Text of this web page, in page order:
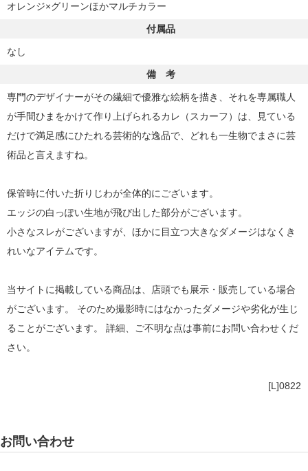
オレンジ×グリーンほかマルチカラー
付属品
なし
備 考
専門のデザイナーがその繊細で優雅な絵柄を描き、それを専属職人
が手間ひまをかけて作り上げられるカレ（スカーフ）は、見ている
だけで満足感にひたれる芸術的な逸品で、どれも一生物でまさに芸
術品と言えますね。
保管時に付いた折りじわが全体的にございます。
エッジの白っぽい生地が飛び出した部分がございます。
小さなスレがございますが、ほかに目立つ大きなダメージはなくき
れいなアイテムです。
当サイトに掲載している商品は、店頭でも展示・販売している場合
がございます。 そのため撮影時にはなかったダメージや劣化が生じ
ることがございます。 詳細、ご不明な点は事前にお問い合わせくだ
さい。
[L]0822
お問い合わせ